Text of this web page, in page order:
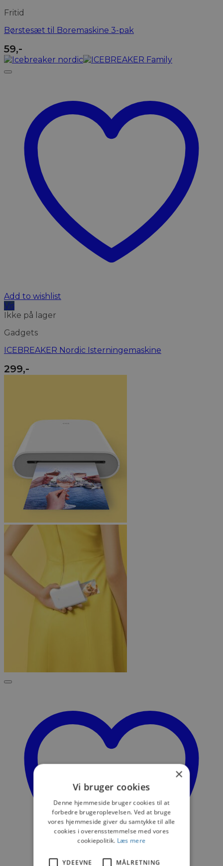
Fritid
Børstesæt til Boremaskine 3-pak
59,-
Add to wishlist
Vis
Ikke på lager
Gadgets
ICEBREAKER Nordic Isterningemaskine
299,-
×
Vi bruger cookies
Denne hjemmeside bruger cookies til at
forbedre brugeroplevelsen. Ved at bruge
vores hjemmeside giver du samtykke til alle
cookies i overensstemmelse med vores
cookiepolitik. Læs mere
YDEEVNE MÅLRETNING